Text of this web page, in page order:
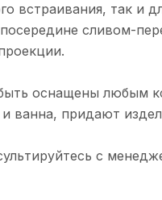
встраивания, так и
сливом-
оснащены любым
ванна, придают
с